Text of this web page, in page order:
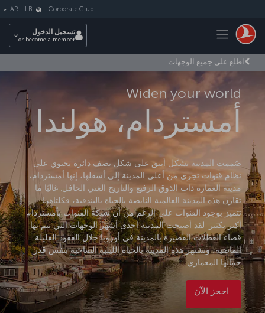
Toggle navigation
Corporate Club
AR - LB
تسجيل الدخول
or become a member
اطلع على جميع الوجهات
Widen your world
أمستردام، هولندا
صّممت المدينة بشكل أنيق على شكل نصف دائرة تحتوي على
نظام قنوات تجري من أعلى المدينة إلى أسفلها، إنها أمستردام،
مدينة العمارة ذات الذوق الرفيع والتاريخ الغني الحافل. غالبًا ما
تقارن هذه المدينة العالمية النابضة بالحياة بالبندقية، فكلتاهما
تتميز بوجود القنوات على الرغم من أن شبكة القنوات بأمستردام
أكبر بكثير. لقد أصبحت المدينة إحدى أشهر الوجهات التي يتم بها
قضاء العطلات القصيرة بالمدينة في أوروبا خلال العقود القليلة
الماضية، وتشتهر هذه المدينة بالحياة الليلية الصاخبة بنفس قدر
جمالها المعماري.
احجز الآن